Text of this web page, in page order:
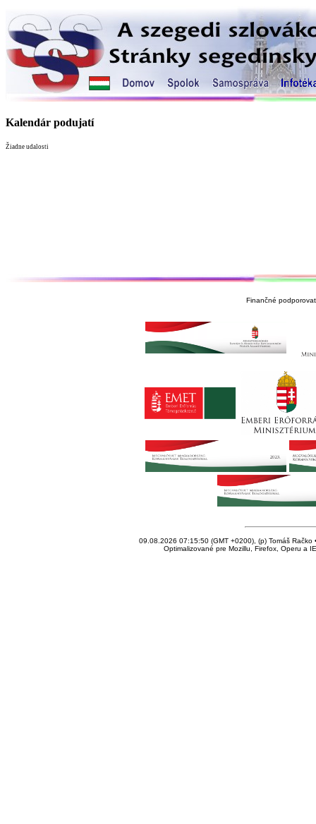
Kalendár podujatí
Žiadne udalosti
Finančné
09.08.2026 07:15:50 (GMT +0200), (p) Tomáš Račko
Optimalizované pre Mozillu, Firefox, Operu a